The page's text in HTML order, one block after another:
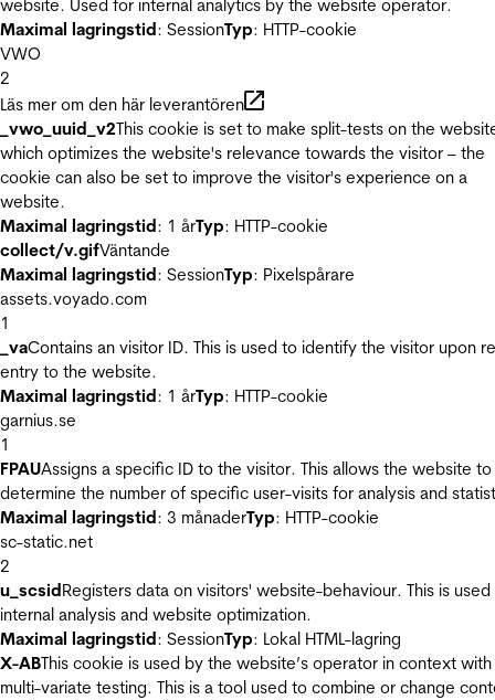
website. Used for internal analytics by the website operator.
Maximal lagringstid: SessionTyp: HTTP-cookie
VWO
2
Läs mer om den här leverantören
_vwo_uuid_v2This cookie is set to make split-tests on the
which optimizes the website's relevance towards the visitor – the
cookie can also be set to improve the visitor's experience on a
website.
Maximal lagringstid: 1 årTyp: HTTP-cookie
collect/v.gifVäntande
Maximal lagringstid: SessionTyp: Pixelspårare
assets.voyado.com
1
_vaContains an visitor ID. This is used to identify the visitor upon
entry to the website.
Maximal lagringstid: 1 årTyp: HTTP-cookie
garnius.se
1
FPAUAssigns a specific ID to the visitor. This allows the website to
determine the number of specific user-visits for analysis and
Maximal lagringstid: 3 månaderTyp: HTTP-cookie
sc-static.net
2
u_scsidRegisters data on visitors' website-behaviour. This is
internal analysis and website optimization.
Maximal lagringstid: SessionTyp: Lokal HTML-lagring
X-ABThis cookie is used by the website’s operator in context with
multi-variate testing. This is a tool used to combine or change